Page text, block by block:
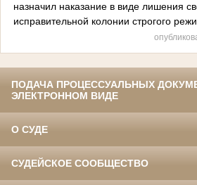
назначил наказание в виде лишения
исправительной колонии строгого
ПОДАЧА ПРОЦЕССУАЛЬНЫХ
ЭЛЕКТРОННОМ ВИДЕ
О СУДЕ
СУДЕЙСКОЕ СООБЩЕСТВО